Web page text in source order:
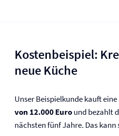
Kostenbeispiel:
neue Küche
Unser Beispielkunde kauft eine
von 12.000 Euround bezahlt
nächsten fünf Jahre. Das kann